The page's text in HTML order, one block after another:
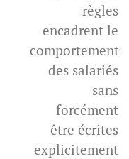
règles
encadrent le
comportement
des salariés
sans
forcément
être écrites
explicitement